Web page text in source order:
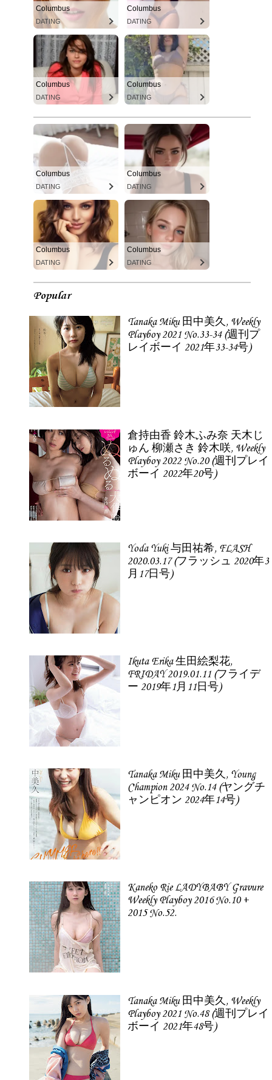
Columbus
DATING
Columbus
DATING
Columbus
DATING
Columbus
DATING
Columbus
DATING
Columbus
DATING
Columbus
DATING
Columbus
DATING
Popular
Tanaka Miku 田中美久, Weekly
Playboy 2021 No.33-34 (週刊プ
レイボーイ 2021年33-34号)
倉持由香 鈴木ふみ奈 天木じ
ゅん 柳瀬さき 鈴木咲, Weekly
Playboy 2022 No.20 (週刊プレイ
ボーイ 2022年20号)
Yoda Yuki 与田祐希, FLASH
2020.03.17 (フラッシュ 2020年3
月17日号)
Ikuta Erika 生田絵梨花,
FRIDAY 2019.01.11 (フライデ
ー 2019年1月11日号)
Tanaka Miku 田中美久, Young
Champion 2024 No.14 (ヤングチ
ャンピオン 2024年14号)
Kaneko Rie LADYBABY Gravure
Weekly Playboy 2016 No.10 +
2015 No.52.
Tanaka Miku 田中美久, Weekly
Playboy 2021 No.48 (週刊プレイ
ボーイ 2021年48号)